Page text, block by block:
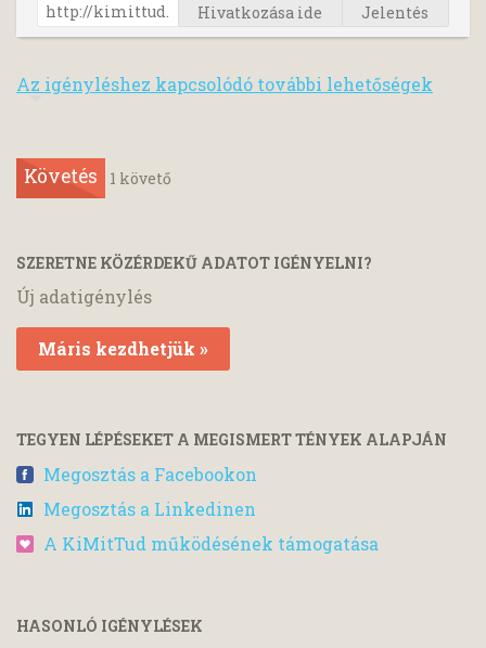
Hivatkozása ide Jelentés
Az igényléshez kapcsolódó további lehetőségek
Követés 1 követő
SZERETNE KÖZÉRDEKŰ ADATOT IGÉNYELNI?
Új adatigénylés
Máris kezdhetjük »
TEGYEN LÉPÉSEKET A MEGISMERT TÉNYEK ALAPJÁN
Megosztás a Facebookon
Megosztás a Linkedinen
A KiMitTud működésének támogatása
HASONLÓ IGÉNYLÉSEK